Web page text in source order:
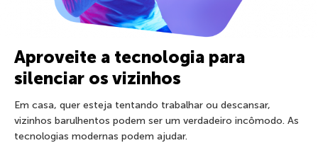
Aproveite a tecnologia para
silenciar os vizinhos
Em casa, quer esteja tentando trabalhar ou descansar,
vizinhos barulhentos podem ser um verdadeiro incômodo. As
tecnologias modernas podem ajudar.